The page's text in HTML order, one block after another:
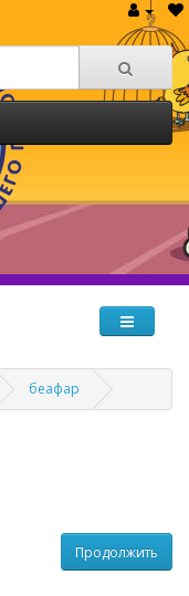
беафар
Продолжить